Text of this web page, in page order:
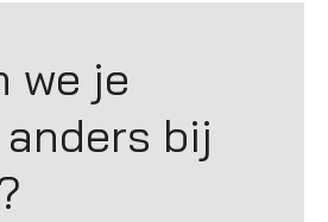
we je
bij